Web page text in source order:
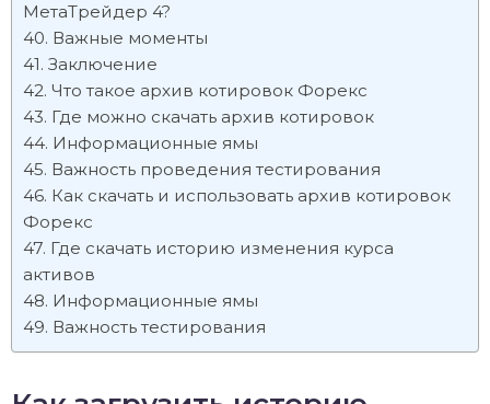
МетаТрейдер 4?
Важные моменты
Заключение
Что такое архив котировок Форекс
Где можно скачать архив котировок
Информационные ямы
Важность проведения тестирования
Как скачать и использовать архив котировок
Форекс
Где скачать историю изменения курса
активов
Информационные ямы
Важность тестирования